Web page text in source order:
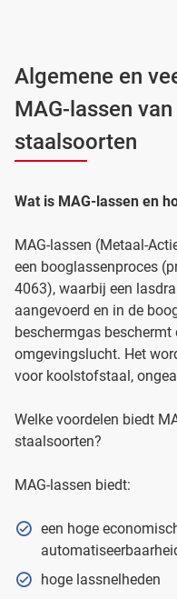
Algemene en
MAG-lassen
staalsoorten
Wat is MAG-lassen en
MAG-lassen (Metaal-
een booglassenproces
4063), waarbij een
aangevoerd en in de
beschermgas
omgevingslucht. Het
voor koolstofstaal,
Welke voordelen biedt
staalsoorten?
MAG-lassen biedt:
een hoge
hoge lassnelheden